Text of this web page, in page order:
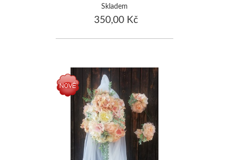
Skladem
350,00 Kč